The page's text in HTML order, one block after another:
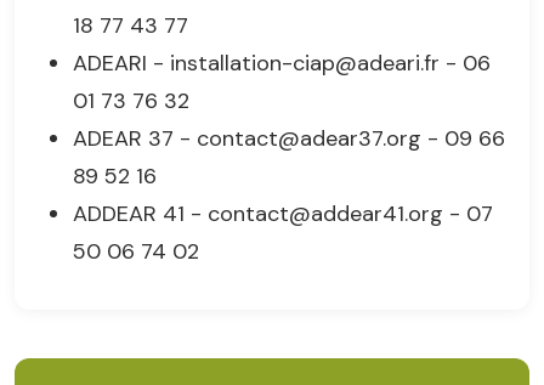
18 77 43 77
ADEARI - installation-ciap@adeari.fr - 06
01 73 76 32
ADEAR 37 - contact@adear37.org - 09 66
89 52 16
ADDEAR 41 - contact@addear41.org - 07
50 06 74 02